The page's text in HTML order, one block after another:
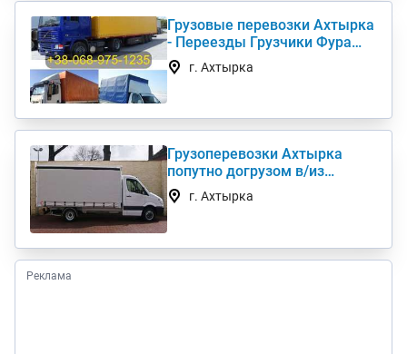
Грузовые перевозки Ахтырка
- Переезды Грузчики Фура
Газельг. Ахтырка
Грузоперевозки Ахтырка
попутно догрузом в/из
Киев(а) по Украине (нал,б/н)
г. Ахтырка
Реклама